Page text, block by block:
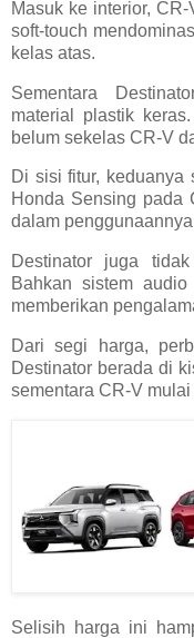
Masuk ke interior,
soft-touch
kelas atas.
Sementara
material plastik
belum sekelas CR-V
Di sisi fitur, keduanya
Honda Sensing pada
dalam
Destinator juga
Bahkan sistem
memberikan
Dari segi harga,
Destinator berada di
sementara CR-V
Selisih harga ini